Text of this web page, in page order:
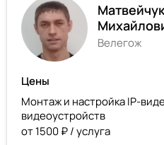
Велегож
Цены
Монтаж и настройка IP-
видеоустройств
от 1500 ₽ / услуга